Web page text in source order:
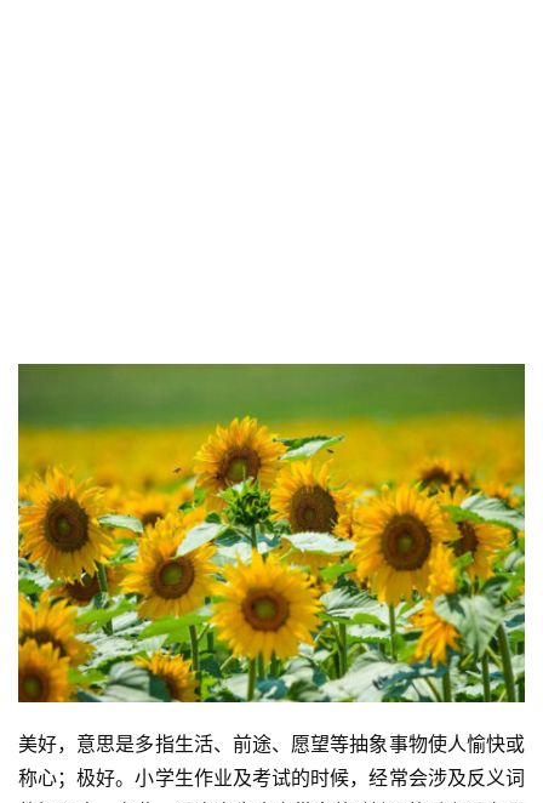
美好，意思是多指生活、前途、愿望等抽象事物使人愉快或
称心；极好。小学生作业及考试的时候，经常会涉及反义词